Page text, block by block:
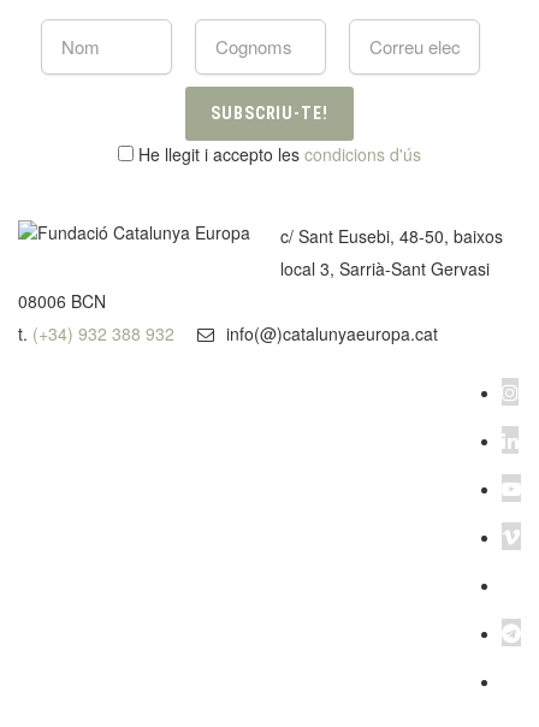
SUBSCRIU-TE!
He llegit i accepto les condicions d'ús
c/ Sant Eusebi, 48-50, baixos
local 3, Sarrià-Sant Gervasi
08006 BCN
t. (+34) 932 388 932 info(@)catalunyaeuropa.cat